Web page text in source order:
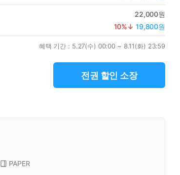
22,000원
10%↓ 19,800원
혜택 기간 : 5.27(수) 00:00 ~ 8.11(화) 23:59
전권 할인 소장
PAPER